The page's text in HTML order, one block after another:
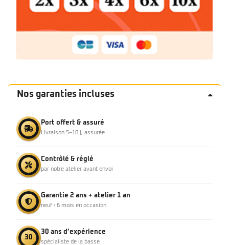
Nos garanties incluses
Port offert & assuré
Livraison 5–10 j, assurée
Contrôlé & réglé
par notre atelier avant envoi
Garantie 2 ans + atelier 1 an
neuf · 6 mois en occasion
30
30 ans d’expérience
spécialiste de la basse